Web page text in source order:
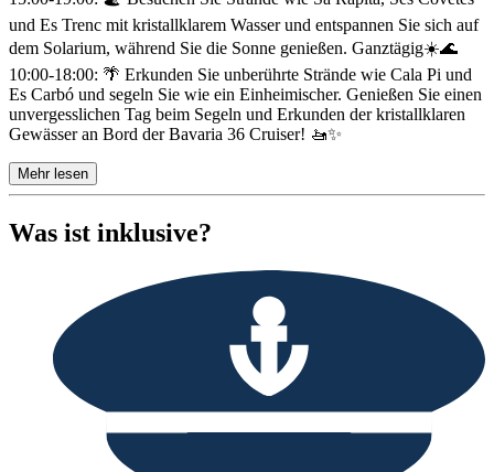
und Es Trenc mit kristallklarem Wasser und entspannen Sie sich auf
dem Solarium, während Sie die Sonne genießen. Ganztägig☀️🌊
10:00-18:00: 🌴 Erkunden Sie unberührte Strände wie Cala Pi und
Es Carbó und segeln Sie wie ein Einheimischer. Genießen Sie einen
unvergesslichen Tag beim Segeln und Erkunden der kristallklaren
Gewässer an Bord der Bavaria 36 Cruiser! 🚤✨
Mehr lesen
Was ist inklusive?